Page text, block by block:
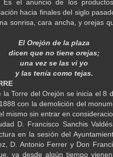
Es el anuncio de los
hacia finales del siglo
sonrisa, cara ancha, y orejas
El Orejón de la plaza
dicen que no tiene orejas;
una vez se las vi yo
y las tenía como tejas.
la Torre del Orejón se inicia el 8
con la demolición del
mismo sin entrar en
D. Francisco Sanchis
en la sesión del
D. Antonio Ferrer y Don
ya desde algún tiempo